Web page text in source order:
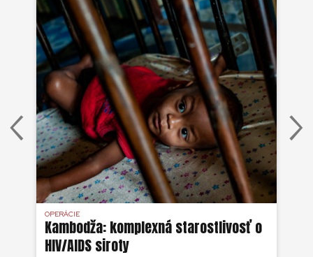
OPERÁCIE
Kambodža: komplexná starostlivosť o
HIV/AIDS siroty